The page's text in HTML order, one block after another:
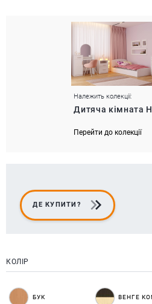
Належить колекції:
Дитяча кімната
Перейти до колекції
ДЕ КУПИТИ?
КОЛІР
БУК ВЕНГЕ